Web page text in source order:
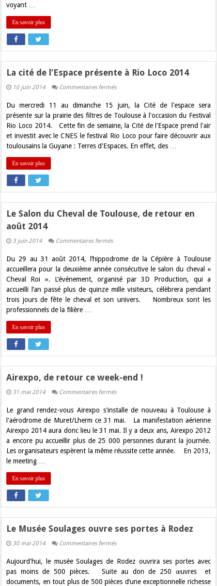
voyant …
En savoir plus
La cité de l’Espace présente à Rio Loco 2014
10 juin 2014 Commentaires ferméssur
de
l’Espace
à
Rio
2014
Du mercredi 11 au dimanche 15 juin, la Cité de l'espace sera
présente sur la prairie des filtres de Toulouse à l'occasion du Festival
Rio Loco 2014. Cette fin de semaine, la Cité de l'Espace prend l'air
et investit avec le CNES le festival Rio Loco pour faire découvrir aux
toulousains la Guyane : Terres d'Espaces. En effet, des …
En savoir plus
Le Salon du Cheval de Toulouse, de retour en
août 2014
3 juin 2014 Commentaires ferméssur
du
Cheval
Toulouse,
de
en
Du 29 au 31 août 2014, l’hippodrome de la Cépière à Toulouse
accueillera pour la deuxième année consécutive le salon du cheval «
Cheval Roi ». L’événement, organisé par 3D Production, qui a
accueilli l’an passé plus de quinze mille visiteurs, célèbrera pendant
trois jours de fête le cheval et son univers. Nombreux sont les
professionnels de la filière …
En savoir plus
Airexpo, de retour ce week-end !
31 mai 2014 Commentaires ferméssur
retour
ce
end
!
Le grand rendez-vous Airexpo s'installe de nouveau à Toulouse à
l'aérodrome de Muret/Lherm ce 31 mai. La manifestation aérienne
Airexpo 2014 aura donc lieu le 31 mai. Il y a deux ans, Airexpo 2012
a encore pu accueillir plus de 25 000 personnes durant la journée.
Les organisateurs espèrent la même réussite cette année. En 2013,
le meeting …
En savoir plus
Le Musée Soulages ouvre ses portes à Rodez
30 mai 2014 Commentaires ferméssur
Soulages
ouvre
portes
Aujourd'hui, le musée Soulages de Rodez ouvrira ses portes avec
pas moins de 500 pièces. Suite au don de 250 œuvres et
documents, en tout plus de 500 pièces d’une exceptionnelle richesse